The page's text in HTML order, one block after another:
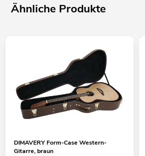
Ähnliche Produkte
DIMAVERY Form-Case Western-
Gitarre, braun